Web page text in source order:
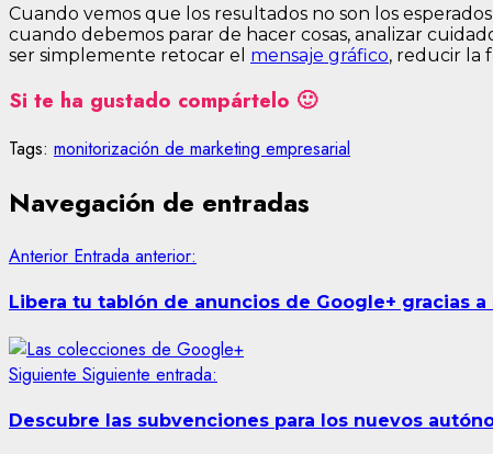
Cuando vemos que los resultados no son los
cuando debemos parar de hacer cosas, analizar
ser simplemente retocar el mensaje gráfico, reducir la
Si te ha gustado compártelo 🙂
Tags: monitorización de marketing empresarial
Navegación de entradas
Anterior Entrada anterior:
Libera tu tablón de anuncios de Google+ gracias
Siguiente Siguiente entrada:
Descubre las subvenciones para los nuevos